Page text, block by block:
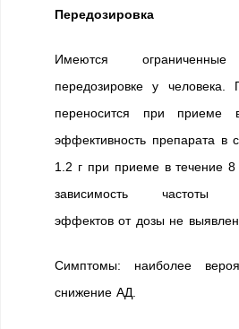
Передозировка
Имеются
передозировке у человека.
переносится при приеме
эффективность препарата в
1.2 г при приеме в течение
зависимость частоты
эффектов от дозы не
Симптомы: наиболее
снижение АД.